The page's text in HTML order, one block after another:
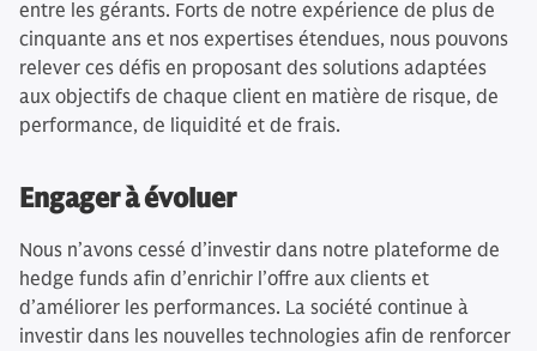
entre les gérants. Forts de notre expérience de plus de
cinquante ans et nos expertises étendues, nous pouvons
relever ces défis en proposant des solutions adaptées
aux objectifs de chaque client en matière de risque, de
performance, de liquidité et de frais.
Engager à évoluer
Nous n’avons cessé d’investir dans notre plateforme de
hedge funds afin d’enrichir l’offre aux clients et
d’améliorer les performances. La société continue à
investir dans les nouvelles technologies afin de renforcer